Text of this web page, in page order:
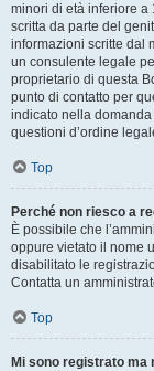
minori di età inferiore a
scritta da parte del
informazioni scritte dal
un consulente legale
proprietario di questa
punto di contatto per
indicato nella
questioni d’ordine
Top
Perché non riesco a
È possibile che
oppure vietato il nome
disabilitato le
Contatta un
Top
Mi sono registrato ma